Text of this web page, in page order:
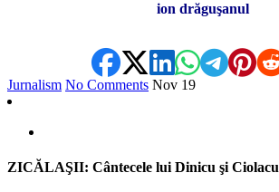
ion drăguşanul
Jurnalism No Comments Nov 19
ZICĂLAŞII: Cântecele lui Dinicu şi Ciolacu